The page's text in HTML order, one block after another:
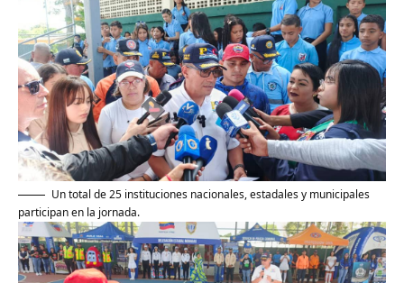
Un total de 25 instituciones nacionales, estadales y municipales
participan en la jornada.